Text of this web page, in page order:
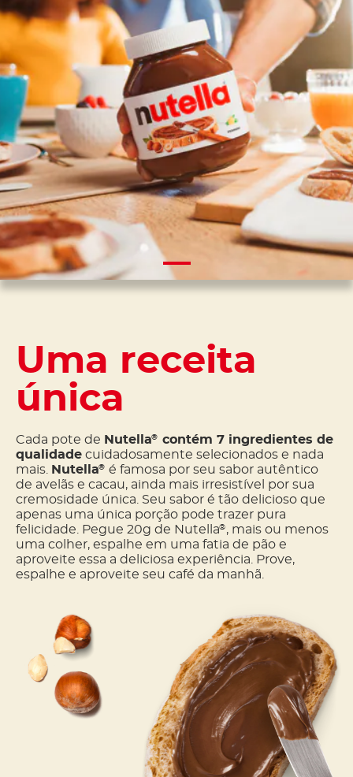
Uma receita
única
Cada pote de Nutella® contém 7 ingredientes de
qualidade cuidadosamente selecionados e nada
mais.
Nutella® é famosa por seu sabor autêntico
de avelãs e cacau, ainda mais irresistível por sua
cremosidade única. Seu sabor é tão delicioso que
apenas uma única porção pode trazer pura
felicidade. Pegue 20g de Nutella® , mais ou menos
uma colher, espalhe em uma fatia de pão e
aproveite essa a deliciosa experiência. Prove,
espalhe e aproveite seu café da manhã.